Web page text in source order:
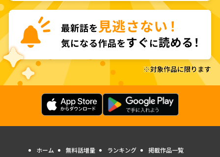
ホーム 無料話増量 ランキング 掲載作品一覧